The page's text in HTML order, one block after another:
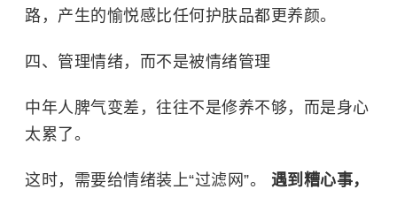
路，产生的愉悦感比任何护肤品都更养颜。
四、管理情绪，而不是被情绪管理
中年人脾气变差，往往不是修养不够，而是身心
太累了。
这时，需要给情绪装上“过滤网”。 遇到糟心事，